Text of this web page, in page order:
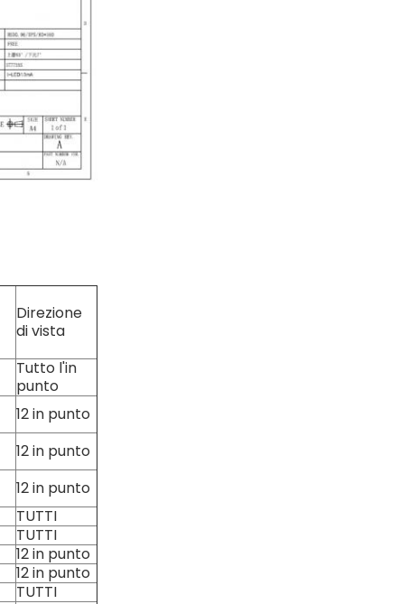
Direzione
di vista
Tutto l'in
punto
12 in punto
12 in punto
12 in punto
TUTTI
TUTTI
12 in punto
12 in punto
TUTTI